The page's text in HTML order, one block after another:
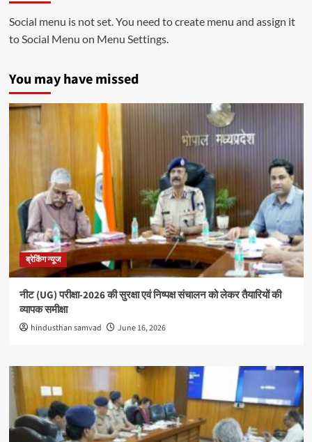
Social menu is not set. You need to create menu and assign it
to Social Menu on Menu Settings.
You may have missed
ब्रेकिंग न्यूज
नीट (UG) परीक्षा-2026 की सुरक्षा एवं निष्पक्ष संचालन को लेकर तैयारियों की
व्यापक समीक्षा
hindusthan samvad June 16, 2026